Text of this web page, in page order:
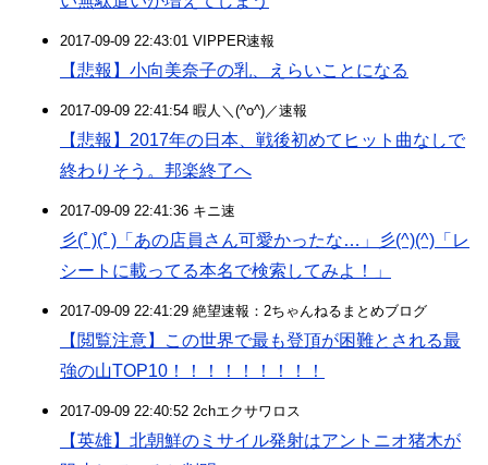
2017-09-09 22:43:01 VIPPER速報
【悲報】小向美奈子の乳、えらいことになる
2017-09-09 22:41:54 暇人＼(^o^)／速報
【悲報】2017年の日本、戦後初めてヒット曲なしで
終わりそう。邦楽終了へ
2017-09-09 22:41:36 キニ速
彡(ﾟ)(ﾟ)「あの店員さん可愛かったな…」彡(^)(^)「レ
シートに載ってる本名で検索してみよ！」
2017-09-09 22:41:29 絶望速報：2ちゃんねるまとめブログ
【閲覧注意】この世界で最も登頂が困難とされる最
強の山TOP10！！！！！！！！！
2017-09-09 22:40:52 2chエクサワロス
【英雄】北朝鮮のミサイル発射はアントニオ猪木が